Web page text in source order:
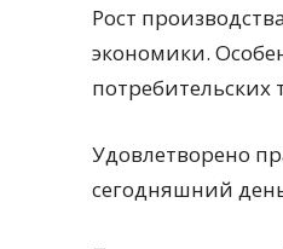
Рост
экономики.
потребительских
Удовлетворено
сегодняшний